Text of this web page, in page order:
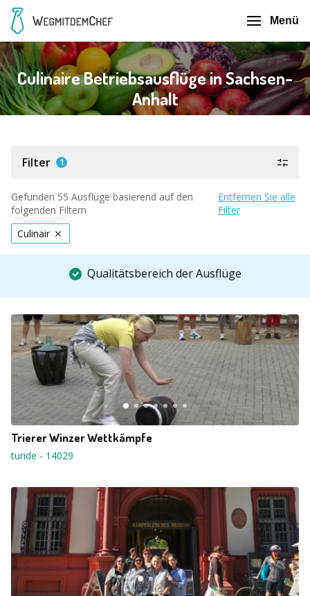
Menü
Culinaire Betriebsausflüge in Sachsen-
Anhalt
Filter 1
Gefunden 55 Ausflüge basierend auf den
folgenden Filtern
Entfernen Sie alle
Filter
Culinair
Qualitätsbereich der Ausflüge
Trierer Winzer Wettkämpfe
turide - 14029